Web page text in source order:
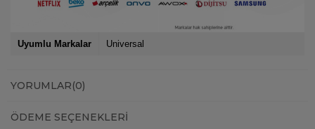
Uyumlu Markalar Universal
YORUMLAR(0)
ÖDEME SEÇENEKLERI